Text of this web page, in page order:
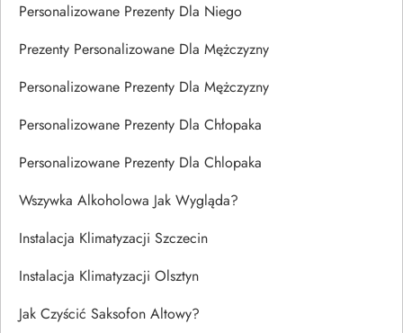
Personalizowane Prezenty Dla Niego
Prezenty Personalizowane Dla Mężczyzny
Personalizowane Prezenty Dla Mężczyzny
Personalizowane Prezenty Dla Chłopaka
Personalizowane Prezenty Dla Chlopaka
Wszywka Alkoholowa Jak Wygląda?
Instalacja Klimatyzacji Szczecin
Instalacja Klimatyzacji Olsztyn
Jak Czyścić Saksofon Altowy?